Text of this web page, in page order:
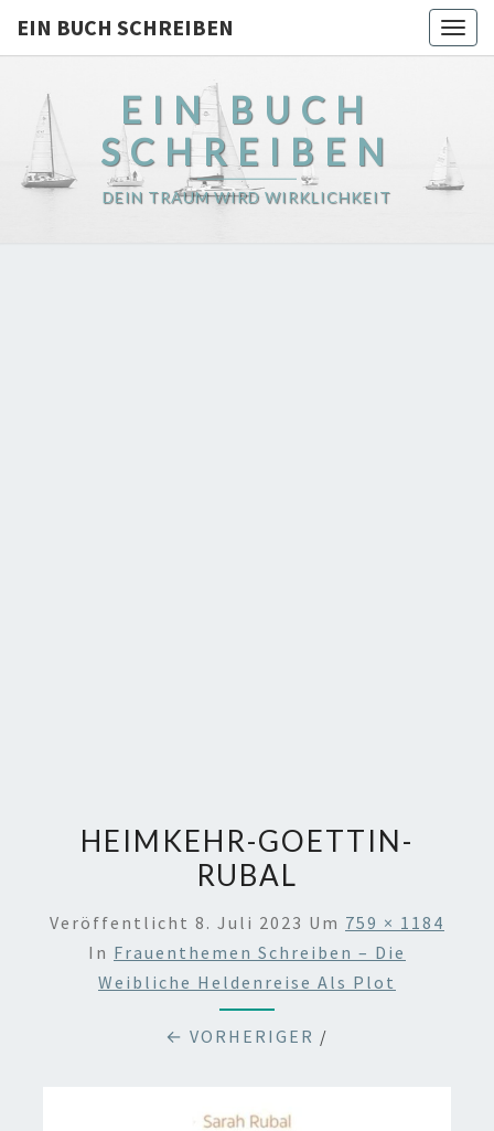
EIN BUCH SCHREIBEN
EIN BUCH
SCHREIBEN
DEIN TRAUM WIRD WIRKLICHKEIT
HEIMKEHR-GOETTIN-
RUBAL
Veröffentlicht 8. Juli 2023 Um 759 × 1184
In Frauenthemen Schreiben – Die
Weibliche Heldenreise Als Plot
← VORHERIGER /